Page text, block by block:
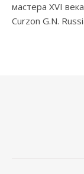
мастера XVI века
Curzon G.N.